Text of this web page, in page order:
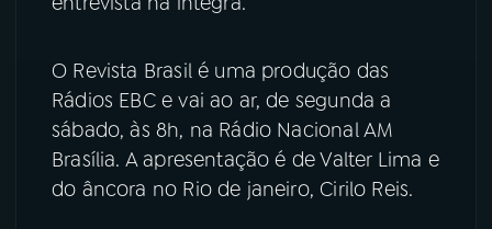
O Revista Brasil é uma produção das
Rádios EBC e vai ao ar, de segunda a
sábado, às 8h, na Rádio Nacional AM
Brasília. A apresentação é de Valter Lima e
do âncora no Rio de janeiro, Cirilo Reis.